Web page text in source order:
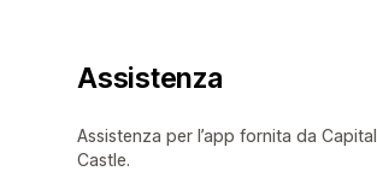
Assistenza
Assistenza per l’app fornita da Capital
Castle.